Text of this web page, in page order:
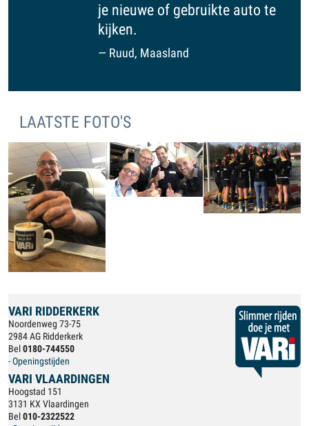
je nieuwe of gebruikte auto te gaan
Ruud, Maasland
LAATSTE FOTO'S
VARI RIDDERKERK
Noordenweg 73-75
2984 AG Ridderkerk
Bel 0180-744550
- Openingstijden
VARI VLAARDINGEN
Hoogstad 151
3131 KX Vlaardingen
Bel 010-2322522